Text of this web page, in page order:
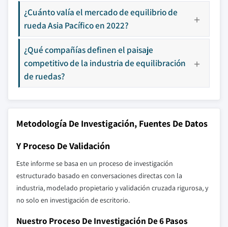
¿Cuánto valía el mercado de equilibrio de
rueda Asia Pacífico en 2022?
¿Qué compañías definen el paisaje
competitivo de la industria de equilibración
de ruedas?
Metodología De Investigación, Fuentes De Datos
Y Proceso De Validación
Este informe se basa en un proceso de investigación
estructurado basado en conversaciones directas con la
industria, modelado propietario y validación cruzada rigurosa, y
no solo en investigación de escritorio.
Nuestro Proceso De Investigación De 6 Pasos